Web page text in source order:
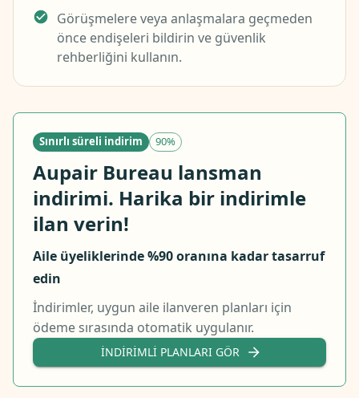
Görüşmelere veya anlaşmalara geçmeden
önce endişeleri bildirin ve güvenlik
rehberliğini kullanın.
Sınırlı süreli indirim 90%
Aupair Bureau lansman
indirimi. Harika bir indirimle
ilan verin!
Aile üyeliklerinde %90 oranına kadar tasarruf
edin
İndirimler, uygun aile ilanveren planları için
ödeme sırasında otomatik uygulanır.
İNDIRIMLI PLANLARI GÖR